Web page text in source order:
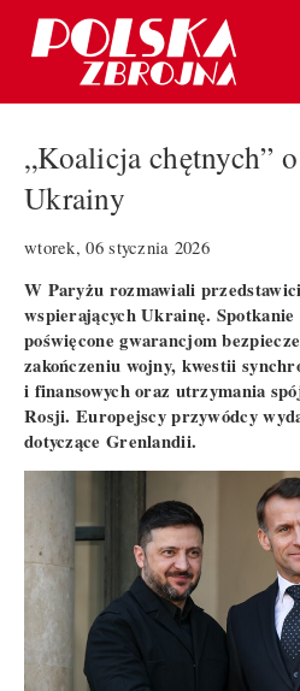
„Koalicja chętnych”
Ukrainy
wtorek, 06 stycznia 2026
W Paryżu rozmawiali
wspierających Ukrainę.
poświęcone gwarancjom
zakończeniu wojny, kwestii
i finansowych oraz utrzymania
Rosji. Europejscy przywódcy
dotyczące Grenlandii.